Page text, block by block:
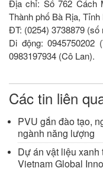
Địa chỉ: Số 762 Cách
Thành phố Bà Rịa, Tỉnh
ĐT: (0254) 3738879
Di động: 0945750202
0983197934 (Cô Lan).
Các tin liên
PVU gắn đào tạo,
ngành năng lượng
Dự án vật liệu
Vietnam Global